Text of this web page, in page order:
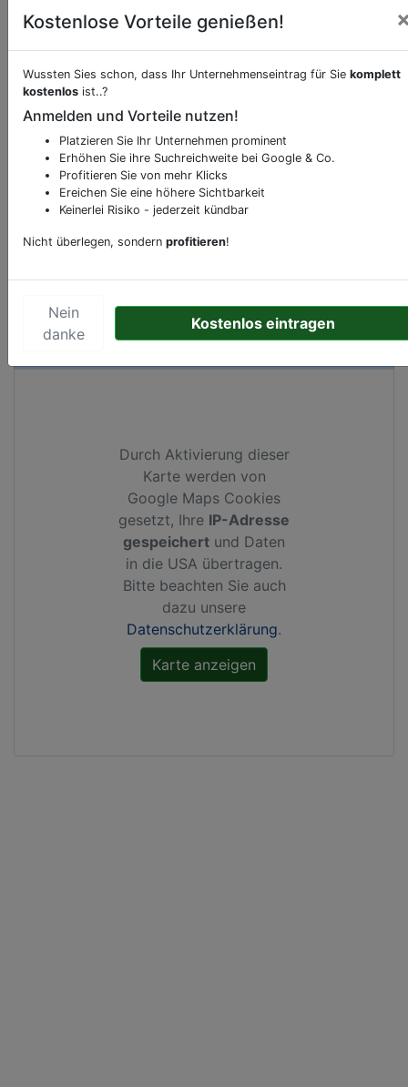
Beschreibung & Services von
oder andere relevante Informationen hinzufügen?
Klicken Sie bittehierum uns zu kontaktieren.
Gerne erweitern wir Ihren Firmeneintrag um
Sonderangebote odere besondere Services, die
Ihr Unternehmen anbietet und womit Sie sich von
Durch Aktivierung dieser
Karte werden von
Google Maps Cookies
gesetzt, Ihre IP-Adresse
gespeichert und Daten
in die USA übertragen.
Bitte beachten Sie auch
dazu unsere
Datenschutzerklärung.
Kostenlose Vorteile genießen!
Wussten Sies schon, dass Ihr Unternehmenseintrag für Sie komplett
kostenlos ist..?
Anmelden und Vorteile nutzen!
Platzieren Sie Ihr Unternehmen prominent
Erhöhen Sie ihre Suchreichweite bei Google & Co.
Profitieren Sie von mehr Klicks
Ereichen Sie eine höhere Sichtbarkeit
Keinerlei Risiko - jederzeit kündbar
Nicht überlegen, sondern profitieren!
Nein
danke
Kostenlos eintragen